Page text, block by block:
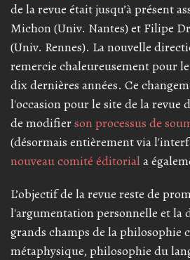
de la revue était jusqu’à présent
Michon (Univ. Nantes) et Filipe
(Univ. Rennes). La nouvelle
remercie chaleureusement pour
dix dernières années. Ce
l'occasion pour le site de la revue
de modifierson processus de
(désormais entièrement via
nouveau comité éditoriala
L’objectif de la revue reste de
l'argumentation personnelle et la
grands champs de la philosophie
métaphysique, philosophie du